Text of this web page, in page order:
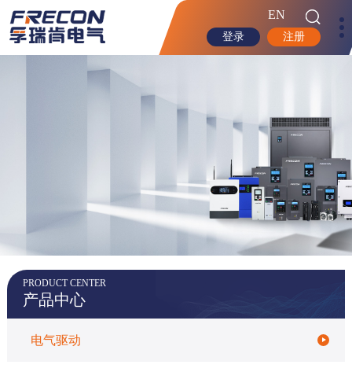
EN
登录 注册
PRODUCT CENTER
产品中心
电气驱动